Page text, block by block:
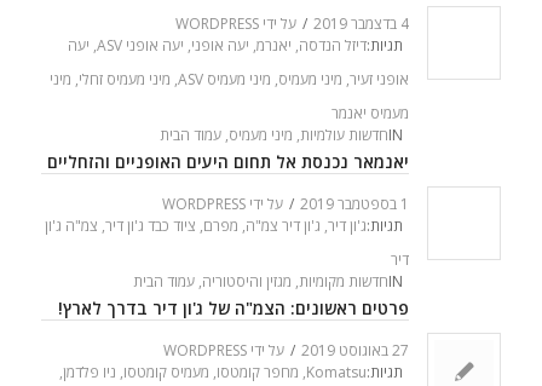
4 בדצמבר 2019 / על ידי WORDPRESS
INחדשות עולמיות, מיני מעמיס, עמוד הבית
תגיות:דיזל הנדסה, יאנרמ, יעה אופני, יעה אופני ASV , יעה
אופני זעיר, מיני מעמיס, מיני מעמיס ASV , מיני מעמיס זחלי, מיני
מעמיס יאנמר
יאנמאר נכנסת אל תחום היעים האופניים והזחליים
1 בספטמבר 2019 / על ידי WORDPRESS
INחדשות מקומיות, מגזין והיסטוריה, עמוד הבית
תגיות:ג'ון דיר, ג'ון דיר צמ"ה, מפרם, ציוד כבד ג'ון דיר, צמ"ה ג'ון
דיר
פרטים ראשונים: הצמ"ה של ג'ון דיר בדרך לארץ!
27 באוגוסט 2019 / על ידי WORDPRESS
תגיות:Komatsu
, מחפר קומטסו, מעמיס קומטסו, ניו פלדמן,